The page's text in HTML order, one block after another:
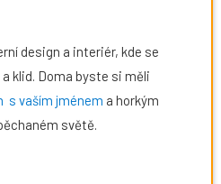
design a interiér, kde se
klid. Doma byste si měli
s vaším jménem a horkým
světě.